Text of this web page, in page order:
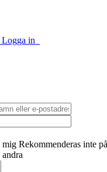
Logga in
mig Rekommenderas inte
andra